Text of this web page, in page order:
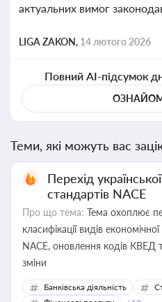
актуальних вимог
LIGA ZAKON, 14 лютого 2026
Повний AI-підсумок
Теми, які можуть вас
Перехід
стандартів NACE
Про що тема: Тема охоплює
класифікації видів
NACE, оновлення кодів КВЕД
зміни
Банківська діяльність